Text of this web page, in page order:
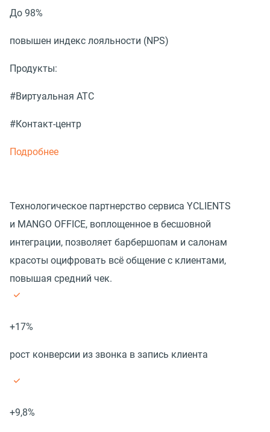
До 98%
повышен индекс лояльности (NPS)
Продукты:
#Виртуальная АТС
#Контакт-центр
Подробнее
Технологическое партнерство сервиса YCLIENTS
и MANGO OFFICE, воплощенное в бесшовной
интеграции, позволяет барбершопам и салонам
красоты оцифровать всё общение с клиентами,
повышая средний чек.
+17%
рост конверсии из звонка в запись клиента
+9,8%